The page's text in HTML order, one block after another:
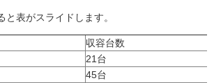
表がスライドします。
収容台数
21台
45台